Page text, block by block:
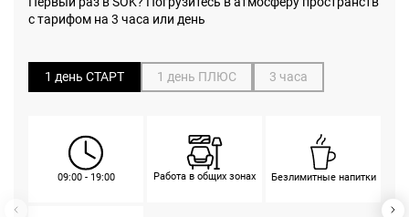
с тарифом на 3 часа или день
1 день СТАРТ 1 день ПЛЮС 3 часа
09:00 - 19:00 Работа в общих зонах Безлимитные напитки